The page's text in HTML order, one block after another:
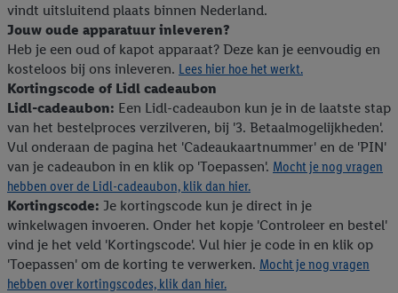
vindt uitsluitend plaats binnen Nederland.
Jouw oude apparatuur inleveren?
Heb je een oud of kapot apparaat? Deze kan je eenvoudig en
kosteloos bij ons inleveren. Lees hier hoe het werkt.
Kortingscode of Lidl cadeaubon
Lidl-cadeaubon: Een Lidl-cadeaubon kun je in de laatste stap
van het bestelproces verzilveren, bij '3. Betaalmogelijkheden'.
Vul onderaan de pagina het 'Cadeaukaartnummer' en de 'PIN'
van je cadeaubon in en klik op 'Toepassen'. Mocht je nog vragen
hebben over de Lidl-cadeaubon, klik dan hier.
Kortingscode: Je kortingscode kun je direct in je
winkelwagen invoeren. Onder het kopje 'Controleer en bestel'
vind je het veld 'Kortingscode'. Vul hier je code in en klik op
'Toepassen' om de korting te verwerken. Mocht je nog vragen
hebben over kortingscodes, klik dan hier.